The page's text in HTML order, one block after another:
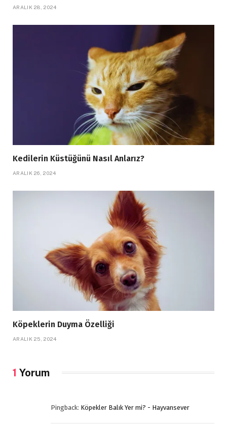
ARALIK 28, 2024
Kedilerin Küstüğünü Nasıl Anlarız?
ARALIK 26, 2024
Köpeklerin Duyma Özelliği
ARALIK 25, 2024
1 Yorum
Pingback: Köpekler Balık Yer mi? - Hayvansever